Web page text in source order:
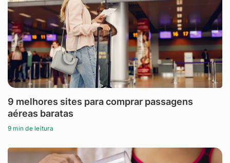
9 melhores sites para comprar passagens
aéreas baratas
9 min de leitura